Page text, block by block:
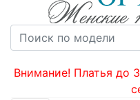
Внимание! Платья до